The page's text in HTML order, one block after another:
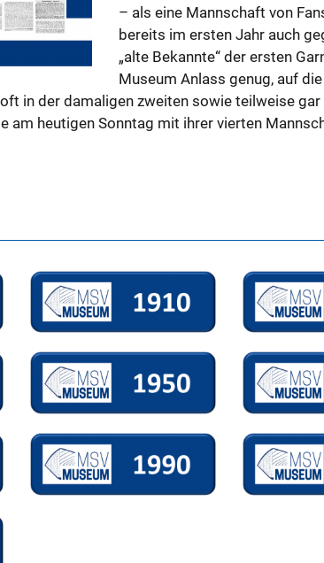
– als eine Mann­schaft von
be­reits im ers­ten Jahr auch
„alte Be­kann­te“ der ers­ten
Mu­se­um An­lass genug, auf
in der da­ma­li­gen zwei­ten sowie teil­wei­se
am heu­ti­gen Sonn­tag mit ihrer vier­ten